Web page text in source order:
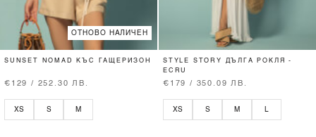
ОТНОВО НАЛИЧЕН
SUNSET NOMAD КЪС ГАЩЕРИЗОН
€129 / 252.30 ЛВ.
XS S M
STYLE STORY ДЪЛГА РОКЛЯ -
ECRU
€179 / 350.09 ЛВ.
XS S M L